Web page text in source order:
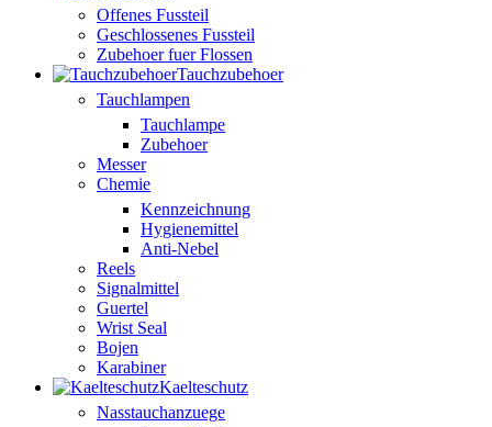
Offenes Fussteil
Geschlossenes Fussteil
Zubehoer fuer Flossen
Tauchzubehoer
Tauchlampen
Tauchlampe
Zubehoer
Messer
Chemie
Kennzeichnung
Hygienemittel
Anti-Nebel
Reels
Signalmittel
Guertel
Wrist Seal
Bojen
Karabiner
Kaelteschutz
Nasstauchanzuege